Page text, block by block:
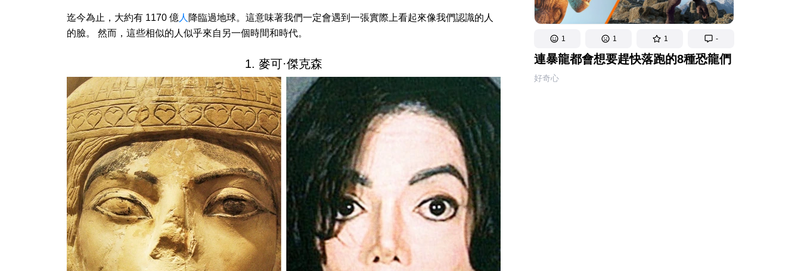
1 1 1 -
連暴龍都會想要趕快落跑的8種恐龍們
好奇心
迄今為止，大約有 1170 億人 降臨過地球。這意味著我們一定會遇到一張實際上看起來像我們認識的人
的臉。 然而，這些相似的人似乎來自另一個時間和時代。
1. 麥可·傑克森